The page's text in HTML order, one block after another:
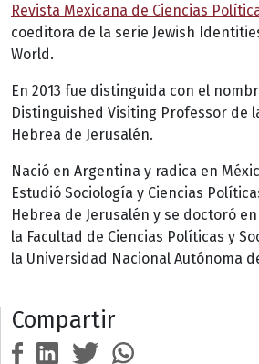
Revista Mexicana de Ciencias
coeditora de la serie Jewish
World.
En 2013 fue distinguida con el
Distinguished Visiting Professor de
Hebrea de Jerusalén.
Nació en Argentina y radica en
Estudió Sociología y Ciencias
Hebrea de Jerusalén y se doctoró
la Facultad de Ciencias Políticas y
la Universidad Nacional Autónoma
Compartir